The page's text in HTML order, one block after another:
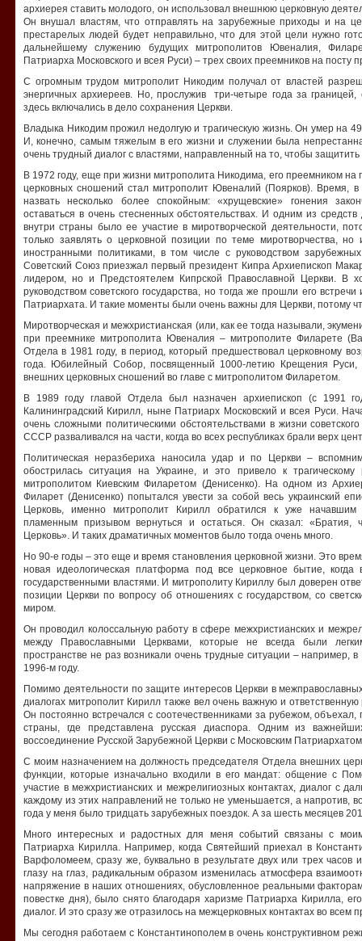
архиерея ставить молодого, он использовал внешнюю церковную
Он внушал властям, что отправлять на зарубежные приходы и на
престарелых людей будет неправильно, что для этой цели нужно
дальнейшему служению будущих митрополитов Ювеналия,
Патриарха Московского и всея Руси) – трех своих преемников на
С огромным трудом митрополит Никодим получал от властей
энергичных архиереев. Но, прослужив три-четыре года за
здесь включались в дело сохранения Церкви.
Владыка Никодим прожил недолгую и трагическую жизнь. Он умер на
И, конечно, самым тяжелым в его жизни и служении была
очень трудный диалог с властями, направленный на то, чтобы защитить
В 1972 году, еще при жизни митрополита Никодима, его преемником
церковных сношений стал митрополит Ювеналий (Поярков). Время,
назвать несколько более спокойным: «хрущевские» гонения
оставаться в очень стесненных обстоятельствах. И одним из
внутри страны было ее участие в миротворческой деятельности,
только заявлять о церковной позиции по теме миротворчества,
иностранными политиками, в том числе с руководством
Советский Союз приезжал первый президент Кипра Архиепископ
лидером, но и Предстоятелем Кипрской Православной Церкви. В
руководством советского государства, но тогда же прошли его
Патриархата. И такие моменты были очень важны для Церкви, потому
Миротворческая и межхристианская (или, как ее тогда называли,
при преемнике митрополита Ювеналия – митрополите Филарете
Отдела в 1981 году, в период, который предшествовал церковному
года. Юбилейный Собор, посвященный 1000-летию Крещения Руси,
внешних церковных сношений во главе с митрополитом Филаретом.
В 1989 году главой Отдела был назначен архиепископ (с 1991
Калининградский Кирилл, ныне Патриарх Московский и всея Руси.
очень сложными политическими обстоятельствами в жизни
СССР разваливался на части, когда во всех республиках брали верх
Политическая неразбериха наносила удар и по Церкви –
обострилась ситуация на Украине, и это привело к
митрополитом Киевским Филаретом (Денисенко). На одном из
Филарет (Денисенко) попытался увести за собой весь украинский
Церковь, именно митрополит Кирилл обратился к уже начавшим
пламенным призывом вернуться и остаться. Он сказал: «Братия,
Церковь». И таких драматичных моментов было тогда очень много.
Но 90-е годы – это еще и время становления церковной жизни. Это
новая идеологическая платформа под все церковное бытие,
государственными властями. И митрополиту Кириллу был доверен
позиции Церкви по вопросу об отношениях с государством, со
миром.
Он проводил колоссальную работу в сфере межхристианских и
между Православными Церквами, которые не всегда были
пространстве не раз возникали очень трудные ситуации – например,
1996-м году.
Помимо деятельности по защите интересов Церкви в
диалогах митрополит Кирилл также вел очень важную и
Он постоянно встречался с соотечественниками за рубежом, объехал,
страны, где представлена русская диаспора. Одним из
воссоединение Русской Зарубежной Церкви с Московским
С моим назначением на должность председателя Отдела внешних
функции, которые изначально входили в его мандат: общение с
участие в межхристианских и межрелигиозных контактах, диалог с
каждому из этих направлений не только не уменьшается, а напротив,
года у меня было тридцать зарубежных поездок. А за шесть месяцев
Много интересных и радостных для меня событий связаны с
Патриарха Кирилла. Например, когда Святейший приехал в
Варфоломеем, сразу же, буквально в результате двух или трех часов
глазу на глаз, радикальным образом изменилась атмосфера
напряжение в наших отношениях, обусловленное реальными
повестке дня), было снято благодаря харизме Патриарха Кирилла,
диалог. И это сразу же отразилось на межцерковных контактах во всем
Мы сегодня работаем с Константинополем в очень конструктивном